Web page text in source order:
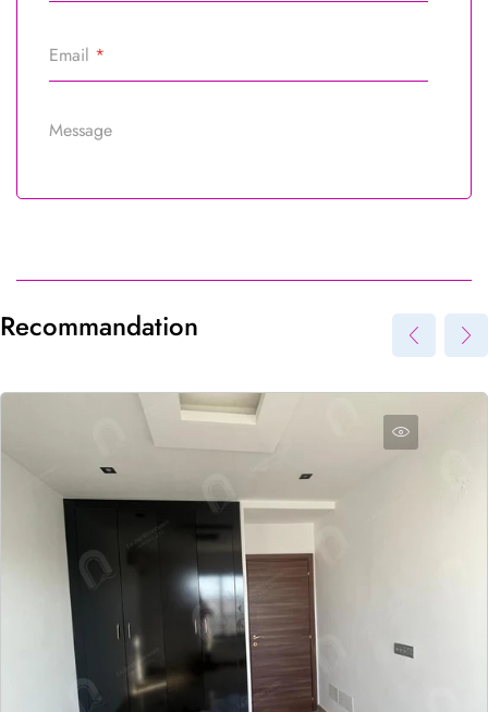
Email *
Message
Référence du bien*
Envoyer
Recommandation